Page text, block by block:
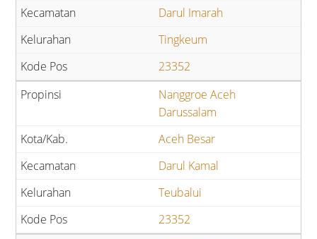
Darul Imarah
Tingkeum
23352
Nanggroe Aceh
Darussalam
Aceh Besar
Darul Kamal
Teubalui
23352